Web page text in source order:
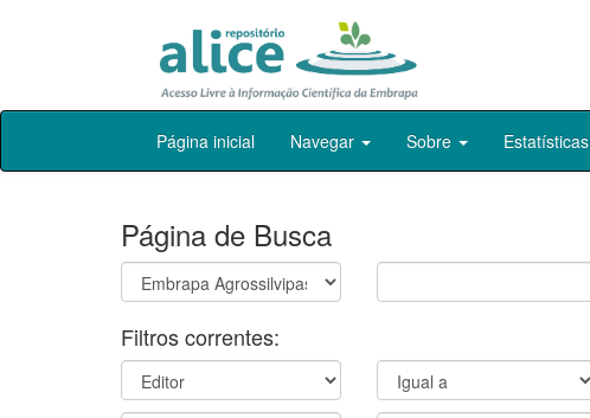
Skip
Página inicial Navegar Sobre Estatísticas
Página de Busca
Filtros correntes: